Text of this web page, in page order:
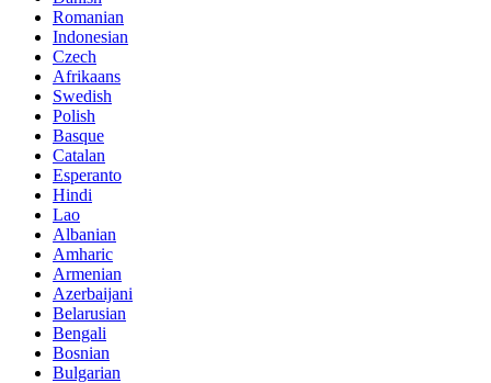
Romanian
Indonesian
Czech
Afrikaans
Swedish
Polish
Basque
Catalan
Esperanto
Hindi
Lao
Albanian
Amharic
Armenian
Azerbaijani
Belarusian
Bengali
Bosnian
Bulgarian